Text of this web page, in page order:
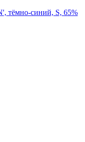
тёмно-синий, S, 65%